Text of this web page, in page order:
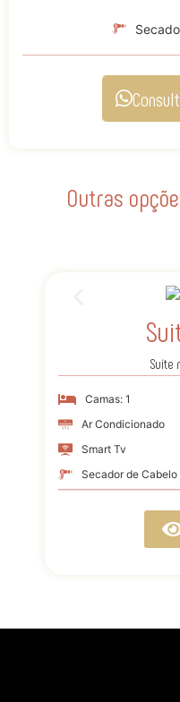
Outras
Suíte
Camas: 1
Ar Condicionado
Smart Tv
Secador de Cabelo